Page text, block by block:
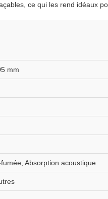
ce qui les rend idéaux
mm
Absorption acoustique